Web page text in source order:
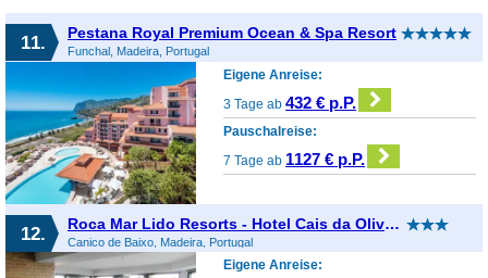
11. Pestana Royal Premium Ocean & Spa Resort
Funchal, Madeira, Portugal
Eigene Anreise:
3 Tage ab432 € p.P.
Pauschalreise:
7 Tage ab 1127 € p.P.
12. Roca Mar Lido Resorts - Hotel Cais da Oliveira
Canico de Baixo, Madeira, Portugal
Eigene Anreise: